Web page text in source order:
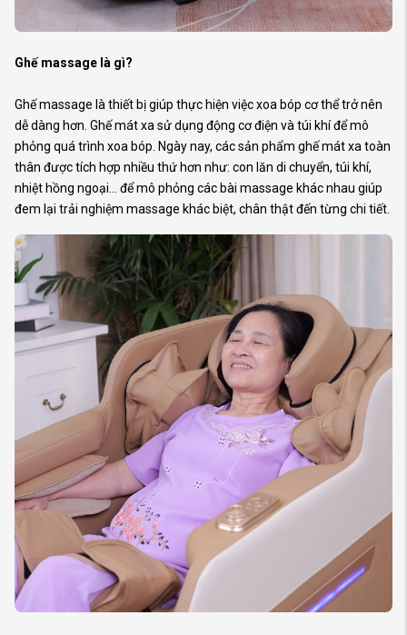
Ghế massage là gì?
Ghế massage là thiết bị giúp thực hiện việc xoa bóp cơ thể trở nên
dễ dàng hơn. Ghế mát xa sử dụng động cơ điện và túi khí để mô
phỏng quá trình xoa bóp. Ngày nay, các sản phẩm ghế mát xa toàn
thân được tích hợp nhiều thứ hơn như: con lăn di chuyển, túi khí,
nhiệt hồng ngoại… để mô phỏng các bài massage khác nhau giúp
đem lại trải nghiệm massage khác biệt, chân thật đến từng chi tiết.